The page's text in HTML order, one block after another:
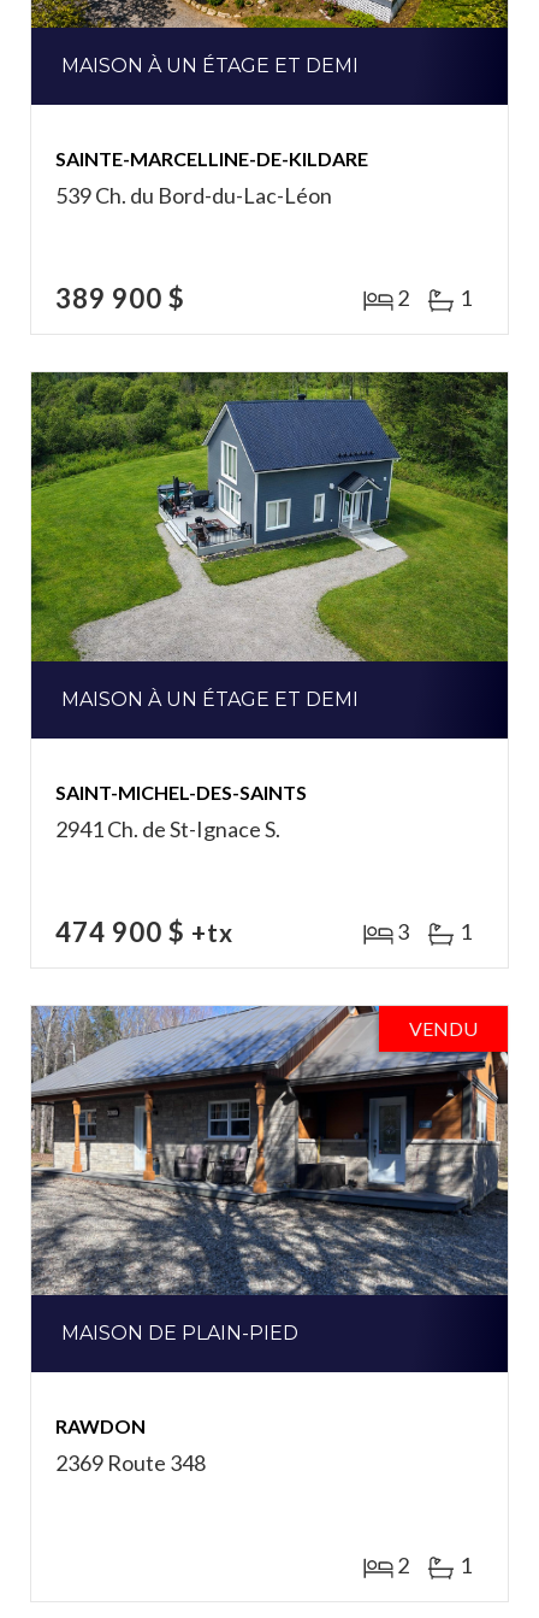
MAISON À UN ÉTAGE ET DEMI
SAINTE-MARCELLINE-DE-KILDARE
539 Ch. du Bord-du-Lac-Léon
389 900 $ 2 1
MAISON À UN ÉTAGE ET DEMI
SAINT-MICHEL-DES-SAINTS
2941 Ch. de St-Ignace S.
474 900 $ +tx 3 1
VENDU
MAISON DE PLAIN-PIED
RAWDON
2369 Route 348
2 1